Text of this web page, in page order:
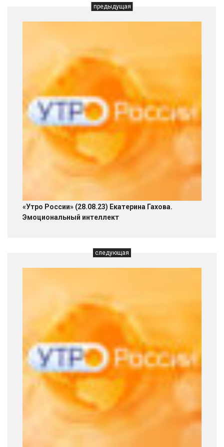
предыдущая
«Утро России» (28.08.23) Екатерина Гахова.
Эмоциональный интеллект
следующая